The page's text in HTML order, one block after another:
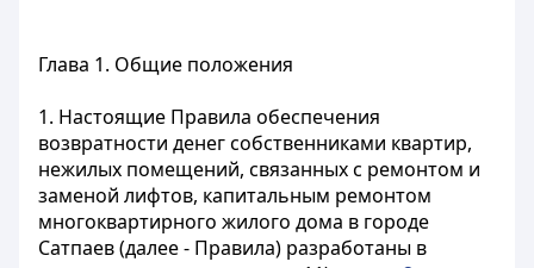
Глава 1. Общие положения
1. Настоящие Правила обеспечения
возвратности денег собственниками квартир,
нежилых помещений, связанных с ремонтом и
заменой лифтов, капитальным ремонтом
многоквартирного жилого дома в городе
Сатпаев (далее - Правила) разработаны в